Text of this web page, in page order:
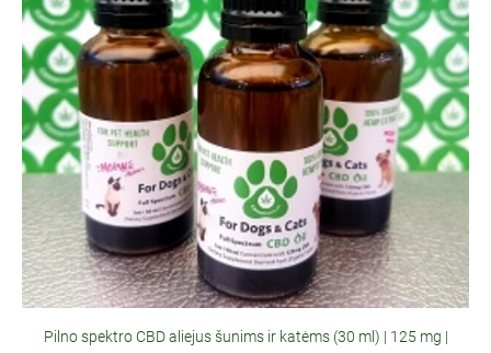
Pilno spektro CBD aliejus šunims ir katėms (30 ml) | 125 mg |